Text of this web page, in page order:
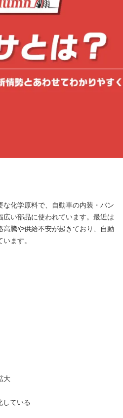
化学原料で、自動車の内装・バン
い部品に使われています。最近は
騰や供給不安が起きており、自動
ます。
大
している